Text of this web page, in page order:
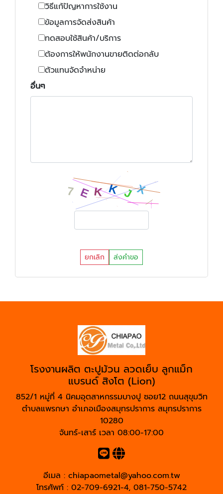
วิธีแก้ปัญหาการใช้งาน
ข้อมูลการจัดส่งสินค้า
ทดสอบใช้สินค้า/บริการ
ต้องการให้พนักงานขายติดต่อกลับ
ตัวแทนจัดจำหน่าย
อื่นๆ
ยกเลิก ส่งคำขอ
โรงงานผลิต ตะปูม้วน ลวดเย็บ ลูกแม็ก
แบรนด์ สิงโต (Lion)
852/1 หมู่ที่ 4 นิคมอุตสาหกรรมบางปู ซอย12 ถนนสุขุมวิท
ตำบลแพรกษา อำเภอเมืองสมุทรปราการ สมุทรปราการ
10280
จันทร์-เสาร์ เวลา 08:00-17:00
อีเมล : chiapaometal@yahoo.com.tw
โทรศัพท์ : 02-709-6921-4, 081-750-5742